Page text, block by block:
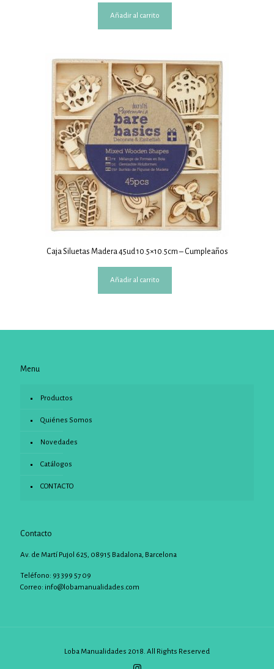
Añadir al carrito
Caja Siluetas Madera 45ud 10.5×10.5cm – Cumpleaños
Añadir al carrito
Menu
Productos
Quiénes Somos
Novedades
Catálogos
CONTACTO
Contacto
Av. de Martí Pujol 625, 08915 Badalona, Barcelona
Teléfono: 93 399 57 09
Correo: info@lobamanualidades.com
Loba Manualidades 2018. All Rights Reserved